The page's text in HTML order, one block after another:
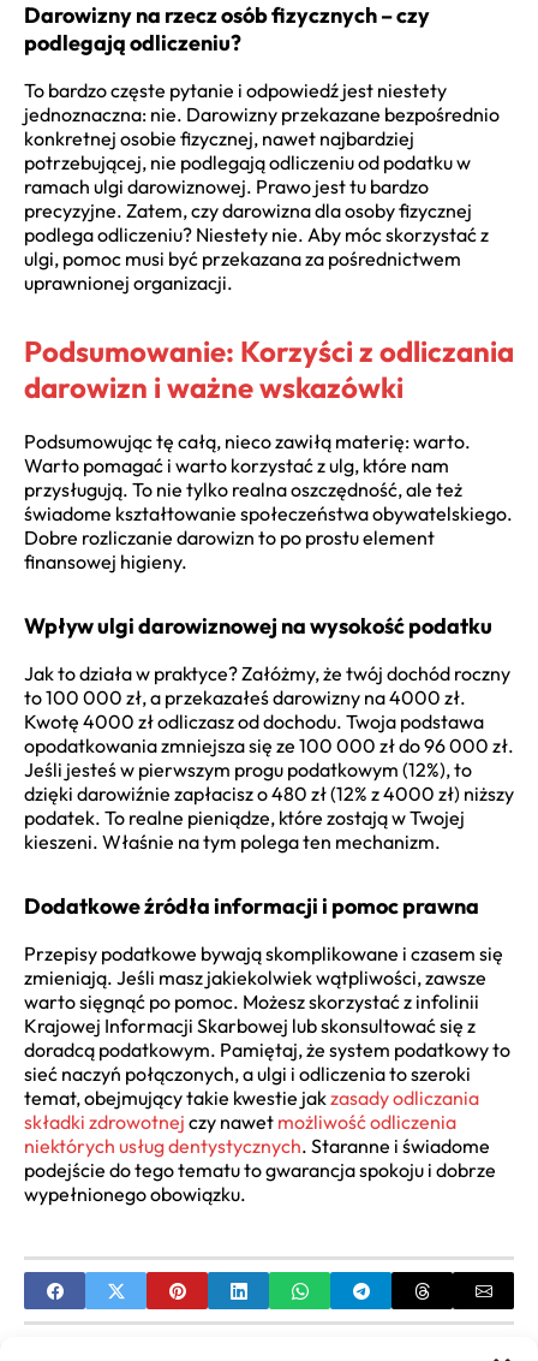
Darowizny na rzecz osób fizycznych – czy
podlegają odliczeniu?
To bardzo częste pytanie i odpowiedź jest niestety
jednoznaczna: nie. Darowizny przekazane bezpośrednio
konkretnej osobie fizycznej, nawet najbardziej
potrzebującej, nie podlegają odliczeniu od podatku w
ramach ulgi darowiznowej. Prawo jest tu bardzo
precyzyjne. Zatem, czy darowizna dla osoby fizycznej
podlega odliczeniu? Niestety nie. Aby móc skorzystać z
ulgi, pomoc musi być przekazana za pośrednictwem
uprawnionej organizacji.
Podsumowanie: Korzyści z odliczania
darowizn i ważne wskazówki
Podsumowując tę całą, nieco zawiłą materię: warto.
Warto pomagać i warto korzystać z ulg, które nam
przysługują. To nie tylko realna oszczędność, ale też
świadome kształtowanie społeczeństwa obywatelskiego.
Dobre rozliczanie darowizn to po prostu element
finansowej higieny.
Wpływ ulgi darowiznowej na wysokość podatku
Jak to działa w praktyce? Załóżmy, że twój dochód roczny
to 100 000 zł, a przekazałeś darowizny na 4000 zł.
Kwotę 4000 zł odliczasz od dochodu. Twoja podstawa
opodatkowania zmniejsza się ze 100 000 zł do 96 000 zł.
Jeśli jesteś w pierwszym progu podatkowym (12%), to
dzięki darowiźnie zapłacisz o 480 zł (12% z 4000 zł) niższy
podatek. To realne pieniądze, które zostają w Twojej
kieszeni. Właśnie na tym polega ten mechanizm.
Dodatkowe źródła informacji i pomoc prawna
Przepisy podatkowe bywają skomplikowane i czasem się
zmieniają. Jeśli masz jakiekolwiek wątpliwości, zawsze
warto sięgnąć po pomoc. Możesz skorzystać z infolinii
Krajowej Informacji Skarbowej lub skonsultować się z
doradcą podatkowym. Pamiętaj, że system podatkowy to
sieć naczyń połączonych, a ulgi i odliczenia to szeroki
temat, obejmujący takie kwestie jakzasady odliczania
składki zdrowotnej czy nawet możliwość odliczenia
niektórych usług dentystycznych. Staranne i świadome
podejście do tego tematu to gwarancja spokoju i dobrze
wypełnionego obowiązku.